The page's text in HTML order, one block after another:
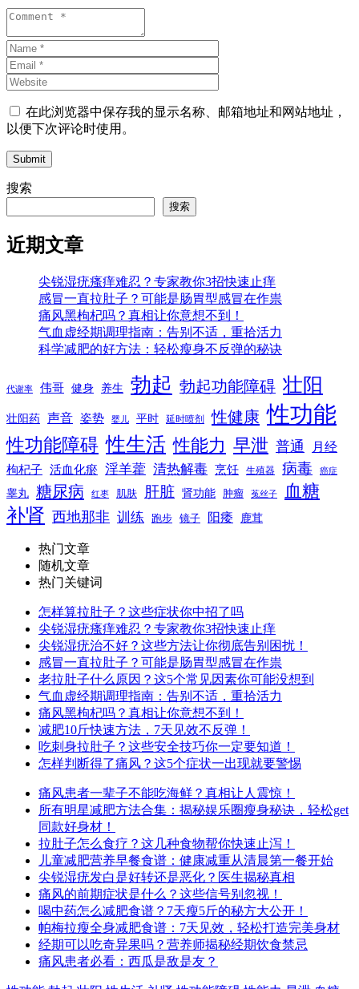
在此浏览器中保存我的显示名称、邮箱地址和网站地址，
以便下次评论时使用。
Submit
搜索
搜索
近期文章
尖锐湿疣瘙痒难忍？专家教你3招快速止痒
感冒一直拉肚子？可能是肠胃型感冒在作祟
痛风黑枸杞吗？真相让你意想不到！
气血虚经期调理指南：告别不适，重拾活力
科学减肥的好方法：轻松瘦身不反弹的秘诀
代谢率 伟哥 健身 养生 勃起 勃起功能障碍 壮阳
壮阳药 声音 姿势 婴儿 平时 延时喷剂 性健康 性功能
性功能障碍 性生活 性能力 早泄 普通 月经
枸杞子 活血化瘀 淫羊藿 清热解毒 烹饪 生殖器 病毒 癌症
睾丸 糖尿病 红枣 肌肤 肝脏 肾功能 肿瘤 菟丝子 血糖
补肾 西地那非 训练 跑步 镜子 阳痿 鹿茸
热门文章
随机文章
热门关键词
怎样算拉肚子？这些症状你中招了吗
尖锐湿疣瘙痒难忍？专家教你3招快速止痒
尖锐湿疣治不好？这些方法让你彻底告别困扰！
感冒一直拉肚子？可能是肠胃型感冒在作祟
老拉肚子什么原因？这5个常见因素你可能没想到
气血虚经期调理指南：告别不适，重拾活力
痛风黑枸杞吗？真相让你意想不到！
减肥10斤快速方法，7天见效不反弹！
吃刺身拉肚子？这些安全技巧你一定要知道！
怎样判断得了痛风？这5个症状一出现就要警惕
痛风患者一辈子不能吃海鲜？真相让人震惊！
所有明星减肥方法合集：揭秘娱乐圈瘦身秘诀，轻松get
同款好身材！
拉肚子怎么食疗？这几种食物帮你快速止泻！
儿童减肥营养早餐食谱：健康减重从清晨第一餐开始
尖锐湿疣发白是好转还是恶化？医生揭秘真相
痛风的前期症状是什么？这些信号别忽视！
喝中药怎么减肥食谱？7天瘦5斤的秘方大公开！
帕梅拉瘦全身减肥食谱：7天见效，轻松打造完美身材
经期可以吃奇异果吗？营养师揭秘经期饮食禁忌
痛风患者必看：西瓜是敌是友？